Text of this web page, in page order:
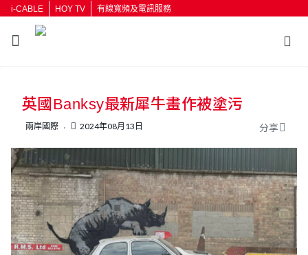
i-CABLE HOY TV 有線寬頻及電訊服務
按輸入鍵開始搜尋
英國Banksy最新犀牛畫作被塗污
兩岸國際 2024年08月13日 分享